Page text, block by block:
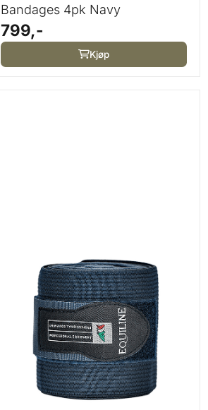
Bandages 4pk Navy
799,-
Kjøp